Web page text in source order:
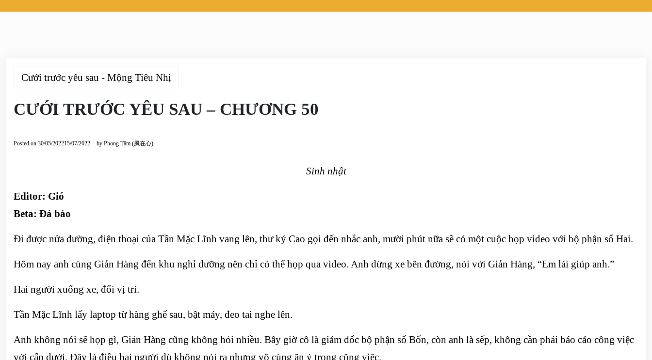
Cưới trước yêu sau - Mộng Tiêu Nhị
CƯỚI TRƯỚC YÊU SAU – CHƯƠNG 50
Posted on 30/05/202215/07/2022 by Phong Tâm (風在心)
Sinh nhật
Editor: Gió
Beta: Đá bào
Đi được nửa đường, điện thoại của Tần Mặc Lĩnh vang lên, thư ký Cao gọi đến nhắc anh, mười phút nữa sẽ có một cuộc họp video với bộ phận số Hai.
Hôm nay anh cùng Giản Hàng đến khu nghỉ dưỡng nên chỉ có thể họp qua video. Anh dừng xe bên đường, nói với Giản Hàng, “Em lái giúp anh.”
Hai người xuống xe, đổi vị trí.
Tần Mặc Lĩnh lấy laptop từ hàng ghế sau, bật máy, đeo tai nghe lên.
Anh không nói sẽ họp gì, Giản Hàng cũng không hỏi nhiều. Bây giờ cô là giám đốc bộ phận số Bốn, còn anh là sếp, không cần phải báo cáo công việc
với cấp dưới. Đây là điều hai người dù không nói ra nhưng vô cùng ăn ý trong công việc.